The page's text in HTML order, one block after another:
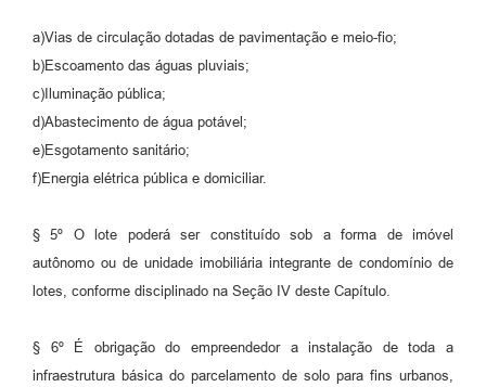
a)Vias de circulação dotadas de pavimentação e meio-fio;
b)Escoamento das águas pluviais;
c)Iluminação pública;
d)Abastecimento de água potável;
e)Esgotamento sanitário;
f)Energia elétrica pública e domiciliar.
§ 5º O lote poderá ser constituído sob a forma de imóvel
autônomo ou de unidade imobiliária integrante de condomínio de
lotes, conforme disciplinado na Seção IV deste Capítulo.
§ 6º É obrigação do empreendedor a instalação de toda a
infraestrutura básica do parcelamento de solo para fins urbanos,